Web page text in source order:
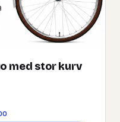
med stor kurv